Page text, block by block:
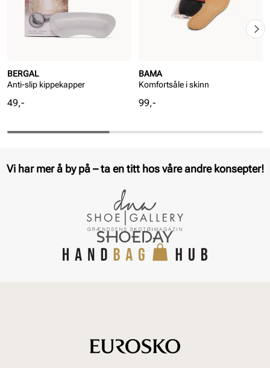
BERGAL
Anti-slip kippekapper
Pris
49,-
BAMA
Komfortsåle i skinn
Pris
99,-
Vi har mer å by på – ta en titt hos våre andre konsepter!